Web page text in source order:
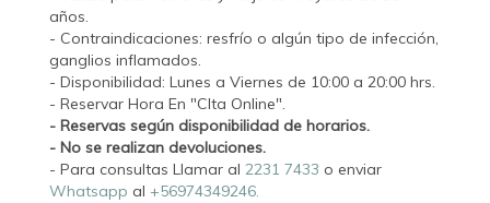
años.
- Contraindicaciones: resfrío o algún tipo de infección,
ganglios inflamados.
- Disponibilidad: Lunes a Viernes de 10:00 a 20:00 hrs.
- Reservar Hora En "CIta Online".
- Reservas según disponibilidad de horarios.
- No se realizan devoluciones.
- Para consultas Llamar al 2231 7433 o enviar
Whatsapp al +56974349246.